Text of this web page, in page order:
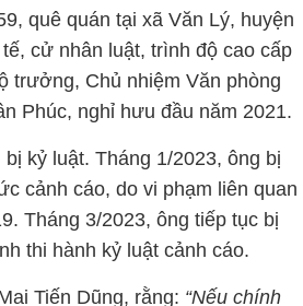
quê quán tại xã Văn Lý, huyện
cử nhân luật, trình độ cao cấp
trưởng, Chủ nhiệm Văn phòng
Phúc, nghỉ hưu đầu năm 2021.
kỷ luật. Tháng 1/2023, ông bị
cảnh cáo, do vi phạm liên quan
Tháng 3/2023, ông tiếp tục bị
thi hành kỷ luật cảnh cáo.
Tiến Dũng, rằng: “Nếu chính